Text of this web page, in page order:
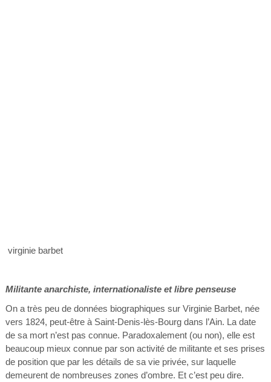
virginie barbet
Militante anarchiste, internationaliste et libre penseuse
On a très peu de données biographiques sur Virginie Barbet, née
vers 1824, peut-être à Saint-Denis-lès-Bourg dans l’Ain. La date
de sa mort n’est pas connue. Paradoxalement (ou non), elle est
beaucoup mieux connue par son activité de militante et ses prises
de position que par les détails de sa vie privée, sur laquelle
demeurent de nombreuses zones d’ombre. Et c’est peu dire.